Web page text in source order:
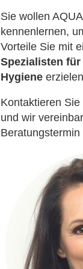
Sie wollen
kennenlernen,
Vorteile Sie mit
Spezialisten
Hygiene
Kontaktieren
und wir